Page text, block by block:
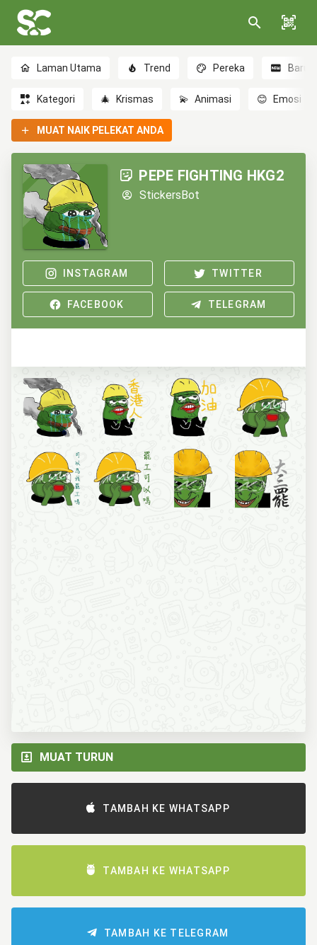
Laman Utama Trend Pereka Baru
Kategori 🎄 Krismas 💫 Animasi 😊 Emosi
MUAT NAIK PELEKAT ANDA
PEPE FIGHTING HKG2
StickersBot
INSTAGRAM TWITTER
FACEBOOK TELEGRAM
MUAT TURUN
TAMBAH KE WHATSAPP
TAMBAH KE WHATSAPP
TAMBAH KE TELEGRAM